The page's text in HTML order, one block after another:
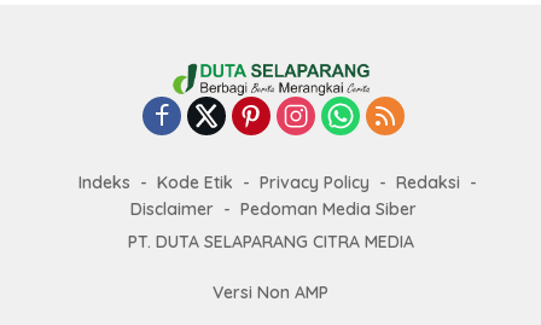
Indeks Kode Etik Privacy Policy
Redaksi
Disclaimer
Pedoman Media Siber
PT. DUTA SELAPARANG CITRA MEDIA
Versi Non AMP